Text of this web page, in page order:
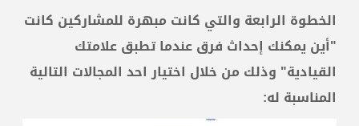
الخطوة الرابعة والتي كانت مبهرة للمشاركين كانت
"أين يمكنك إحداث فرقعندما تطبق علامتك
القيادية" وذلك من خلال اختيار احد المجالات التالية
المناسبة له: